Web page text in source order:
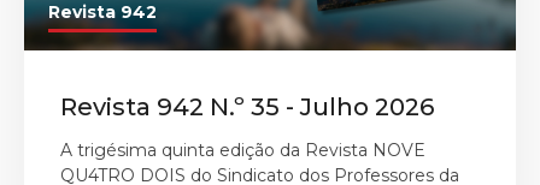
Revista 942
Revista 942 N.º 35 - Julho 2026
A trigésima quinta edição da Revista NOVE
QU4TRO DOIS do Sindicato dos Professores da